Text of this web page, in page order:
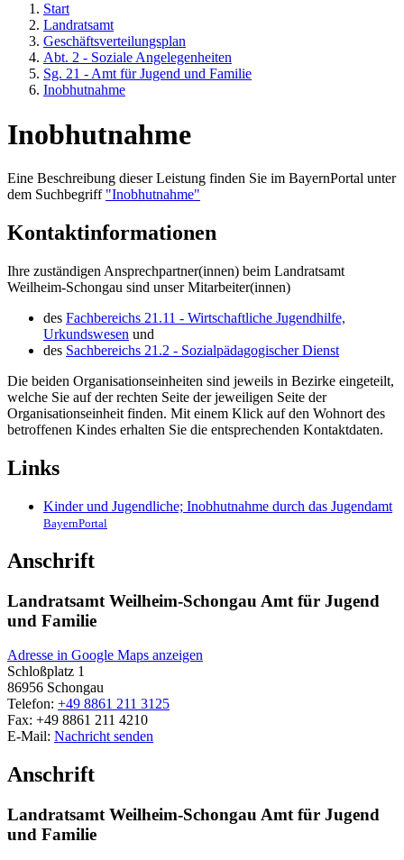
Start
Landratsamt
Geschäftsverteilungsplan
Abt. 2 - Soziale Angelegenheiten
Sg. 21 - Amt für Jugend und Familie
Inobhutnahme
Inobhutnahme
Eine Beschreibung dieser Leistung finden Sie im BayernPortal unter
dem Suchbegriff "Inobhutnahme"
Kontaktinformationen
Ihre zuständigen Ansprechpartner(innen) beim Landratsamt
Weilheim-Schongau sind unser Mitarbeiter(innen)
des Fachbereichs 21.11 - Wirtschaftliche Jugendhilfe,
Urkundswesen und
des Sachbereichs 21.2 - Sozialpädagogischer Dienst
Die beiden Organisationseinheiten sind jeweils in Bezirke eingeteilt,
welche Sie auf der rechten Seite der jeweiligen Seite der
Organisationseinheit finden. Mit einem Klick auf den Wohnort des
betroffenen Kindes erhalten Sie die entsprechenden Kontaktdaten.
Links
Kinder und Jugendliche; Inobhutnahme durch das Jugendamt
BayernPortal
Anschrift
Landratsamt Weilheim-Schongau Amt für Jugend
und Familie
Adresse in Google Maps anzeigen
Schloßplatz 1
86956 Schongau
Telefon: +49 8861 211 3125
Fax: +49 8861 211 4210
E-Mail: Nachricht senden
Anschrift
Landratsamt Weilheim-Schongau Amt für Jugend
und Familie